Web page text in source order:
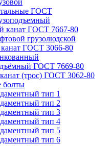
ГОСТ
канат ГОСТ 7667-80
грузолюдской
ГОСТ 3066-80
ГОСТ 7669-80
(трос) ГОСТ 3062-80
болты
тип 1
тип 2
тип 3
тип 4
тип 5
тип 6